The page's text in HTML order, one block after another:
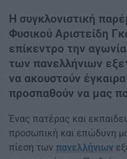
Η συγκλονιστική
Φυσικού Αριστείδη
επίκεντρο την
των πανελλήνιων
να ακουστούν
προσπαθούν να μας
Ένας πατέρας και
προσωπική και επώδυνη
πίεση των πανελλήνιων